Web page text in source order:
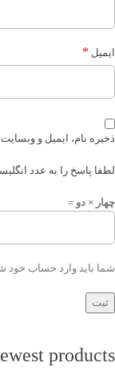
ایمیل *
ذخیره نام، ایمیل و
لطفا پاسخ را به عدد
چهار × دو =
شما باید وارد حساب خود
products